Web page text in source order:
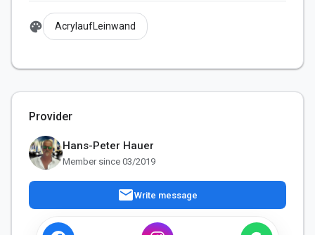
palette AcrylaufLeinwand
Provider
Hans-Peter Hauer
Member since 03/2019
mailWrite message